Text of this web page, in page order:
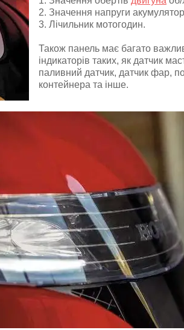
2. Значення напруги
3. Лічильник мотогодин.
Також панель має багато
індикаторів таких, як датчик
паливний датчик, датчик фар,
контейнера та інше.